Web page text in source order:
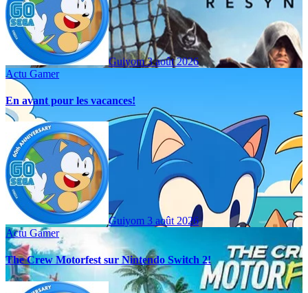
Guiyom3 août 2026
Actu Gamer
En avant pour les vacances!
Guiyom 3 août 2026
Actu Gamer
The Crew Motorfest sur Nintendo Switch 2!